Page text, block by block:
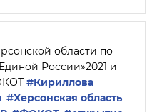
области по
России»2021 и
#Кириллова
#Херсонская область